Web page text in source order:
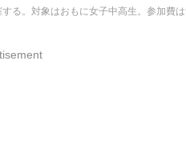
。対象はおもに女子中高生。参加費